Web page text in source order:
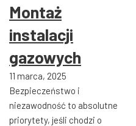
Montaż
instalacji
gazowych
11 marca, 2025
Bezpieczeństwo i
niezawodność to absolutne
priorytety, jeśli chodzi o